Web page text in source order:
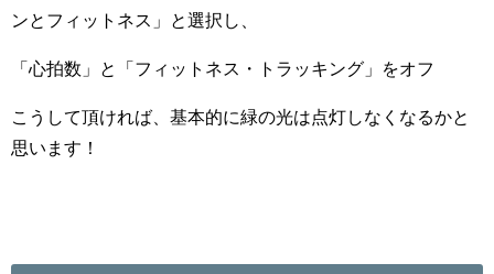
ンとフィットネス」と選択し、
「心拍数」と「フィットネス・トラッキング」をオフ
こうして頂ければ、基本的に緑の光は点灯しなくなるかと
思います！